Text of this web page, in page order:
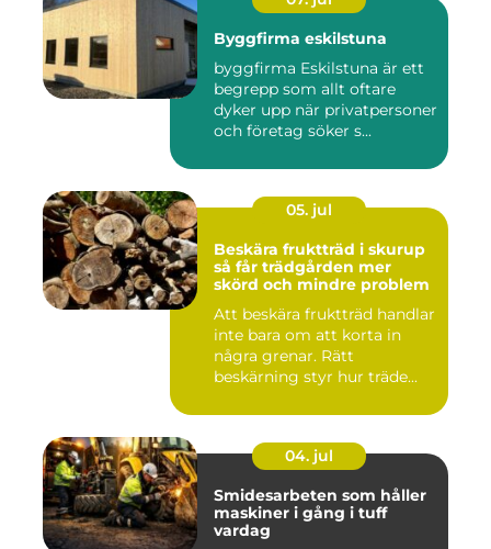
Byggfirma eskilstuna
byggfirma Eskilstuna är ett
begrepp som allt oftare
dyker upp när privatpersoner
och företag söker s...
05. jul
Beskära fruktträd i skurup
så får trädgården mer
skörd och mindre problem
Att beskära fruktträd handlar
inte bara om att korta in
några grenar. Rätt
beskärning styr hur träde...
04. jul
Smidesarbeten som håller
maskiner i gång i tuff
vardag